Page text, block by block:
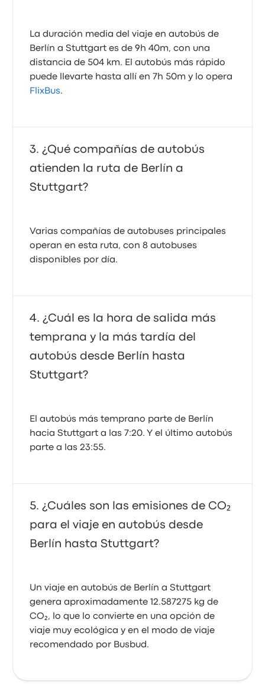
La duración media del viaje en autobús de
Berlín a Stuttgart es de 9h 40m, con una
distancia de 504 km. El autobús más rápido
puede llevarte hasta allí en 7h 50m y lo opera
FlixBus.
¿Qué compañías de autobús
atienden la ruta de Berlín a
Stuttgart?
Varias compañías de autobuses principales
operan en esta ruta, con 8 autobuses
disponibles por día.
¿Cuál es la hora de salida más
temprana y la más tardía del
autobús desde Berlín hasta
Stuttgart?
El autobús más temprano parte de Berlín
hacia Stuttgart a las 7:20. Y el último autobús
parte a las 23:55.
¿Cuáles son las emisiones de CO₂
para el viaje en autobús desde
Berlín hasta Stuttgart?
Un viaje en autobús de Berlín a Stuttgart
genera aproximadamente 12.587275 kg de
CO₂, lo que lo convierte en una opción de
viaje muy ecológica y en el modo de viaje
recomendado por Busbud.